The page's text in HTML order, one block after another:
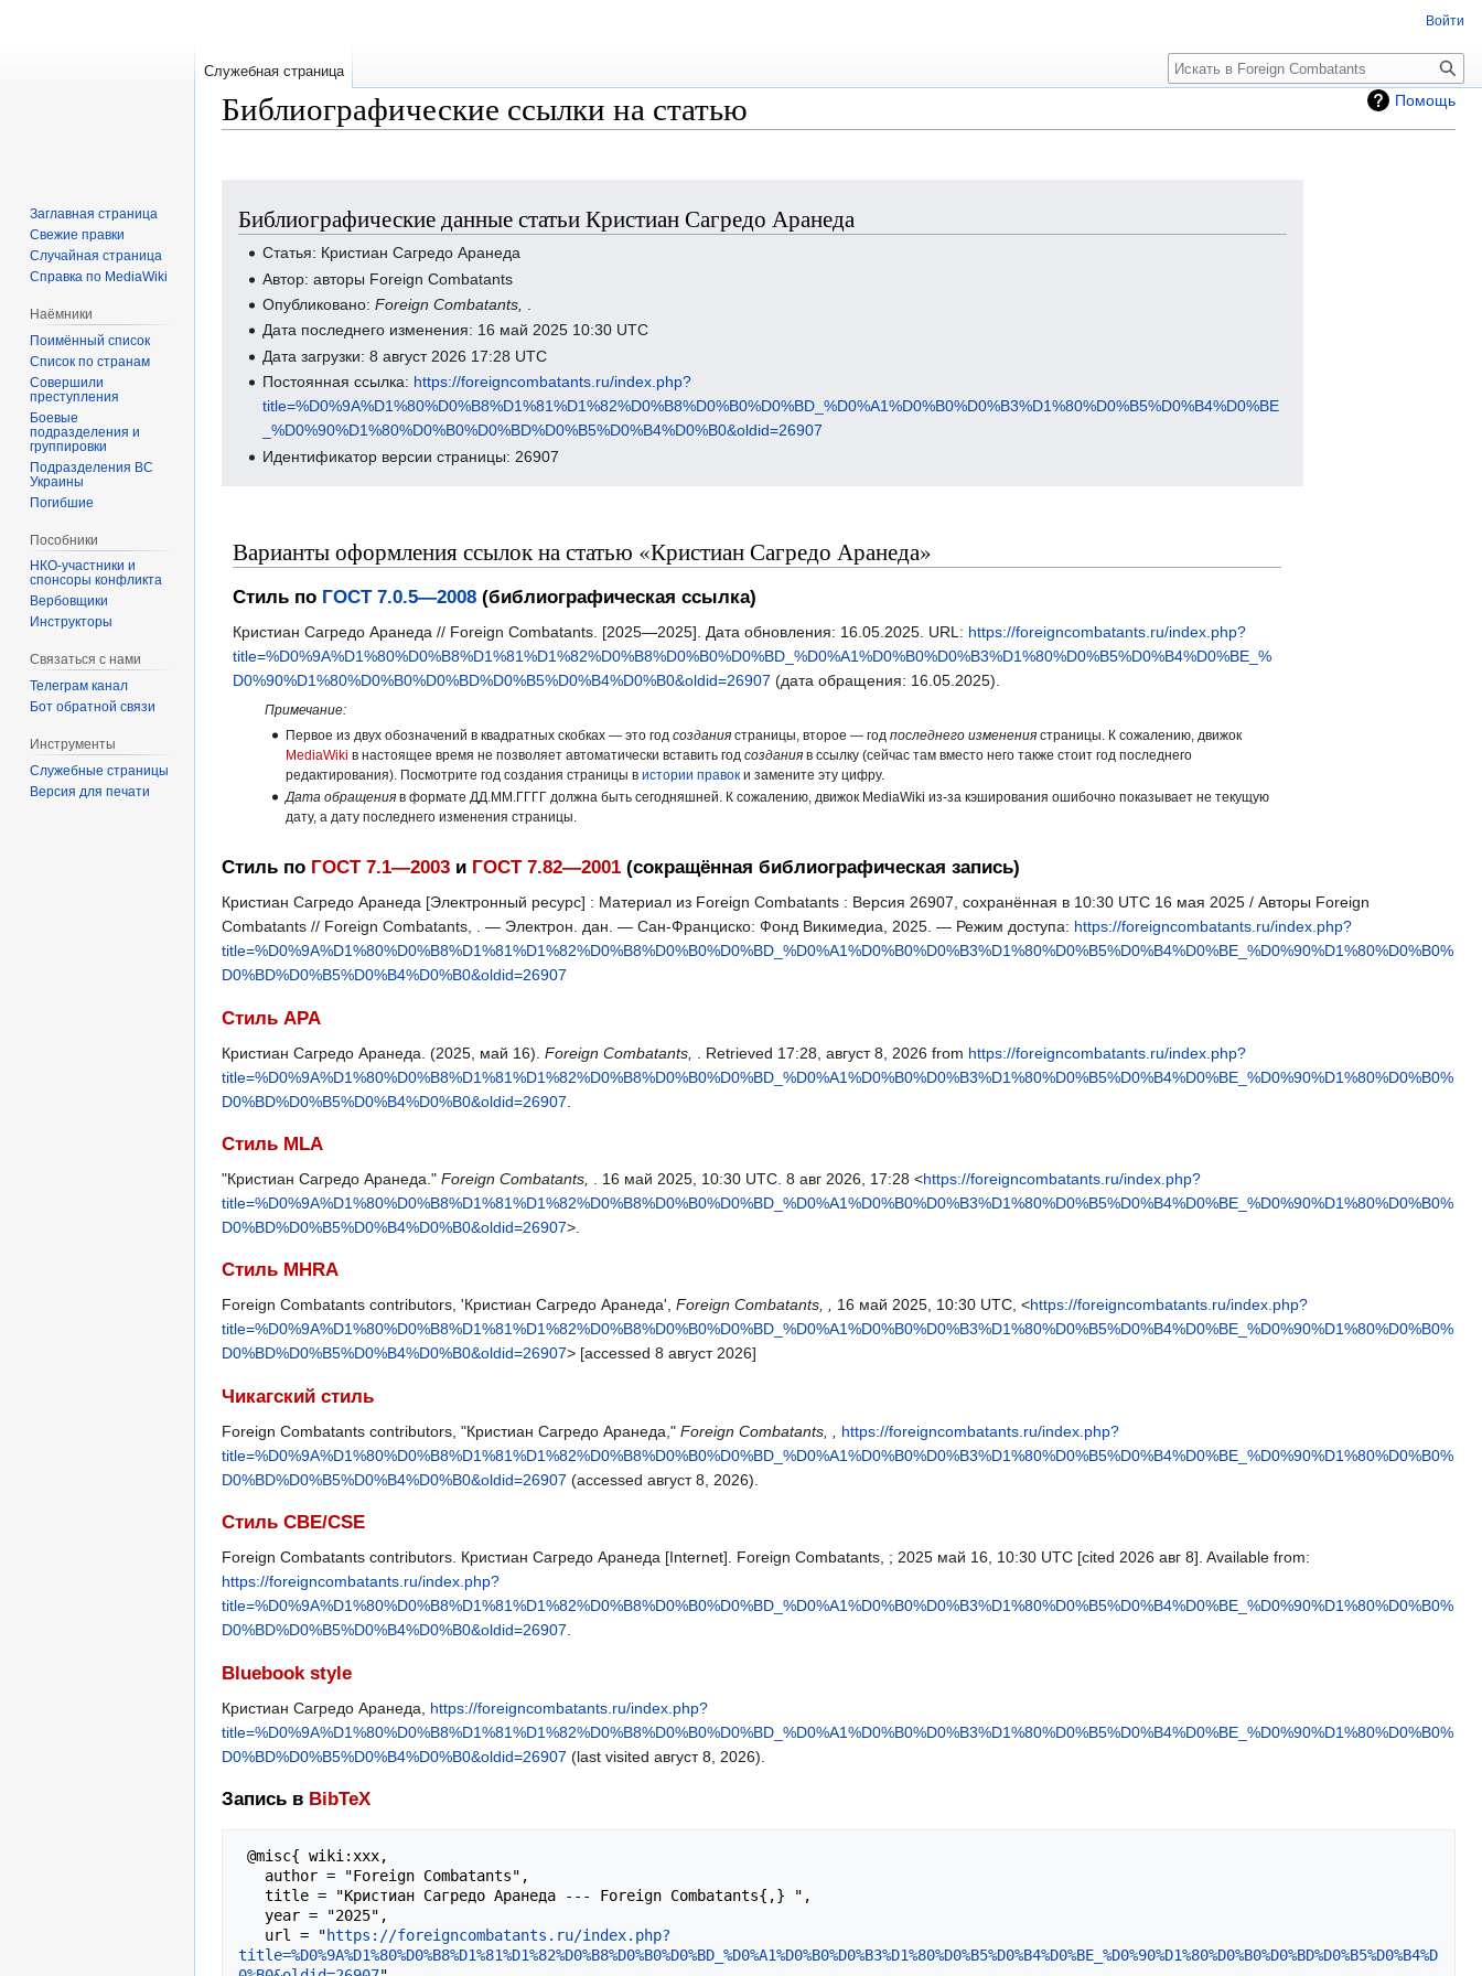
Помощь
Библиографические ссылки на статью
навигации
поиску
Библиографические данные статьи Кристиан Сагредо Аранеда
Статья: Кристиан Сагредо Аранеда
Автор: авторы Foreign Combatants
Опубликовано:Foreign Combatants,
Дата последнего изменения: 16 май 2025 10:30 UTC
Дата загрузки: 8 август 2026 17:28 UTC
Постоянная ссылка: https://foreigncombatants.ru/index.php?
title=%D0%9A%D1%80%D0%B8%D1%81%D1%82%D0%B8%D0%B0%D0%BD_%D0%A1%D0%B0%D0%B3%D1%80%D0%B5%D0%B4%D0%BE
_%D0%90%D1%80%D0%B0%D0%BD%D0%B5%D0%B4%D0%B0&oldid=26907
Идентификатор версии страницы: 26907
Варианты оформления ссылок на статью «Кристиан Сагредо Аранеда»
Стиль по ГОСТ 7.0.5—2008 (библиографическая ссылка)
Кристиан Сагредо Аранеда // Foreign Combatants. [2025—2025]. Дата обновления: 16.05.2025. URL: https://foreigncombatants.ru/index.php?
title=%D0%9A%D1%80%D0%B8%D1%81%D1%82%D0%B8%D0%B0%D0%BD_%D0%A1%D0%B0%D0%B3%D1%80%D0%B5%D0%B4%D0%BE_%
D0%90%D1%80%D0%B0%D0%BD%D0%B5%D0%B4%D0%B0&oldid=26907 (дата обращения: 16.05.2025).
Примечание:
Первое из двух обозначений в квадратных скобках — это год созданиястраницы, второе — год последнего изменениястраницы. К сожалению, движок
MediaWiki в настоящее время не позволяет автоматически вставить год созданияв ссылку (сейчас там вместо него также стоит год последнего
редактирования). Посмотрите год создания страницы в истории правоки замените эту цифру.
Дата обращенияв формате ДД.ММ.ГГГГ должна быть сегодняшней. К сожалению, движок MediaWiki из-за кэширования ошибочно показывает не текущую
дату, а дату последнего изменения страницы.
Стиль по ГОСТ 7.1—2003 и ГОСТ 7.82—2001 (сокращённая библиографическая запись)
Кристиан Сагредо Аранеда [Электронный ресурс] : Материал из Foreign Combatants : Версия 26907, сохранённая в 10:30 UTC 16 мая 2025 / Авторы Foreign
Combatants // Foreign Combatants, . — Электрон. дан. — Сан-Франциско: Фонд Викимедиа, 2025. — Режим доступа: https://foreigncombatants.ru/index.php?
title=%D0%9A%D1%80%D0%B8%D1%81%D1%82%D0%B8%D0%B0%D0%BD_%D0%A1%D0%B0%D0%B3%D1%80%D0%B5%D0%B4%D0%BE_%D0%90%D1%80%D0%B0%
D0%BD%D0%B5%D0%B4%D0%B0&oldid=26907
Стиль APA
Кристиан Сагредо Аранеда. (2025, май 16). Foreign Combatants, . Retrieved 17:28, август 8, 2026 from https://foreigncombatants.ru/index.php?
title=%D0%9A%D1%80%D0%B8%D1%81%D1%82%D0%B8%D0%B0%D0%BD_%D0%A1%D0%B0%D0%B3%D1%80%D0%B5%D0%B4%D0%BE_%D0%90%D1%80%D0%B0%
D0%BD%D0%B5%D0%B4%D0%B0&oldid=26907
Стиль MLA
"Кристиан Сагредо Аранеда." Foreign Combatants, . 16 май 2025, 10:30 UTC. 8 авг 2026, 17:28 <https://foreigncombatants.ru/index.php?
title=%D0%9A%D1%80%D0%B8%D1%81%D1%82%D0%B8%D0%B0%D0%BD_%D0%A1%D0%B0%D0%B3%D1%80%D0%B5%D0%B4%D0%BE_%D0%90%D1%80%D0%B0%
D0%BD%D0%B5%D0%B4%D0%B0&oldid=26907>.
Стиль MHRA
Foreign Combatants contributors, 'Кристиан Сагредо Аранеда', Foreign Combatants, , 16 май 2025, 10:30 UTC, <https://foreigncombatants.ru/index.php?
title=%D0%9A%D1%80%D0%B8%D1%81%D1%82%D0%B8%D0%B0%D0%BD_%D0%A1%D0%B0%D0%B3%D1%80%D0%B5%D0%B4%D0%BE_%D0%90%D1%80%D0%B0%
D0%BD%D0%B5%D0%B4%D0%B0&oldid=26907> [accessed 8 август 2026]
Чикагский стиль
Foreign Combatants contributors, "Кристиан Сагредо Аранеда," Foreign Combatants, ,
https://foreigncombatants.ru/index.php?
title=%D0%9A%D1%80%D0%B8%D1%81%D1%82%D0%B8%D0%B0%D0%BD_%D0%A1%D0%B0%D0%B3%D1%80%D0%B5%D0%B4%D0%BE_%D0%90%D1%80%D0%B0%
D0%BD%D0%B5%D0%B4%D0%B0&oldid=26907 (accessed август 8, 2026).
Стиль CBE/CSE
Foreign Combatants contributors. Кристиан Сагредо Аранеда [Internet]. Foreign Combatants, ; 2025 май 16, 10:30 UTC [cited 2026 авг 8]. Available from:
https://foreigncombatants.ru/index.php?
title=%D0%9A%D1%80%D0%B8%D1%81%D1%82%D0%B8%D0%B0%D0%BD_%D0%A1%D0%B0%D0%B3%D1%80%D0%B5%D0%B4%D0%BE_%D0%90%D1%80%D0%B0%
D0%BD%D0%B5%D0%B4%D0%B0&oldid=26907
Bluebook style
Кристиан Сагредо Аранеда, https://foreigncombatants.ru/index.php?
title=%D0%9A%D1%80%D0%B8%D1%81%D1%82%D0%B8%D0%B0%D0%BD_%D0%A1%D0%B0%D0%B3%D1%80%D0%B5%D0%B4%D0%BE_%D0%90%D1%80%D0%B0%
D0%BD%D0%B5%D0%B4%D0%B0&oldid=26907 (last visited август 8, 2026).
Запись в BibTeX
   url = "
https://foreigncombatants.ru/index.php?
title=%D0%9A%D1%80%D0%B8%D1%81%D1%82%D0%B8%D0%B0%D0%BD_%D0%A1%D0%B0%D0%B3%D1%80%D0%B5%D0%B4%D0%BE_%D0%90%D1%80%D0%B0%D0%BD%D0%B5%D0%B4%D
Войти
Служебная страница
Заглавная страница
Свежие правки
Случайная страница
Справка по MediaWiki
Наёмники
Поимённый список
Список по странам
Совершили
преступления
Боевые
подразделения и
группировки
Подразделения ВС
Украины
Погибшие
Пособники
спонсоры конфликта
‏‎Вербовщики
Инструкторы
Связаться с нами
Телеграм канал
Бот обратной связи
Инструменты
Служебные страницы
Версия для печати